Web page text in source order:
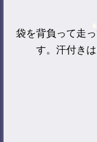
袋を背負って走
す。汗付き